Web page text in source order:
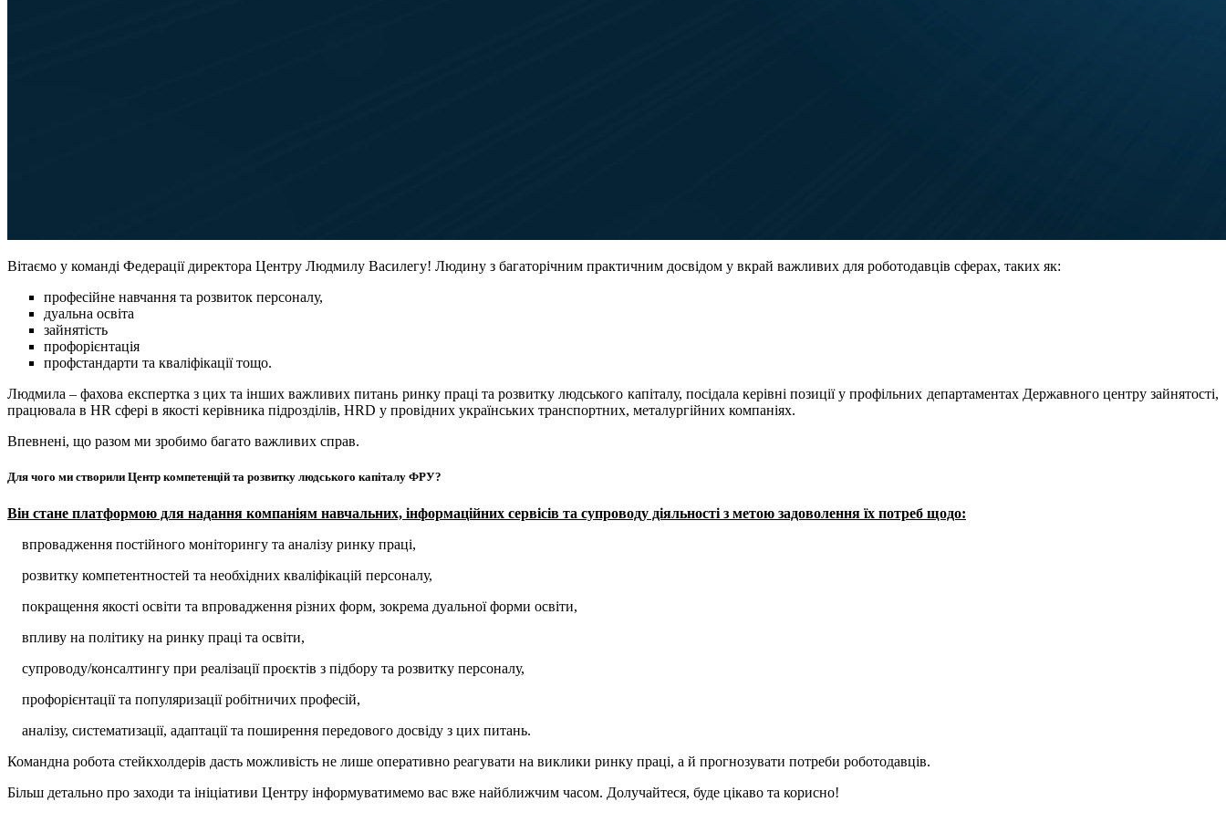
Вітаємо у команді Федерації директора Центру Людмилу Василегу! Людину з багаторічним практичним досвідом у вкрай важливих для роботодавців сферах, таких як:
професійне навчання та розвиток персоналу,
дуальна освіта
зайнятість
профорієнтація
профстандарти та кваліфікації тощо.
Людмила – фахова експертка з цих та інших важливих питань ринку праці та розвитку людського капіталу, посідала керівні позиції у профільних департаментах Державного центру зайнятості,
працювала в HR сфері в якості керівника підрозділів, HRD у провідних українських транспортних, металургійних компаніях.
Впевнені, що разом ми зробимо багато важливих справ.
Для чого ми створили Центр компетенцій та розвитку людського капіталу ФРУ?
Він стане платформою для надання компаніям навчальних, інформаційних сервісів та супроводу діяльності з метою задоволення їх потреб щодо:
впровадження постійного моніторингу та аналізу ринку праці,
розвитку компетентностей та необхідних кваліфікацій персоналу,
покращення якості освіти та впровадження різних форм, зокрема дуальної форми освіти,
впливу на політику на ринку праці та освіти,
супроводу/консалтингу при реалізації проєктів з підбору та розвитку персоналу,
профорієнтації та популяризації робітничих професій,
аналізу, систематизації, адаптації та поширення передового досвіду з цих питань.
Командна робота стейкхолдерів дасть можливість не лише оперативно реагувати на виклики ринку праці, а й прогнозувати потреби роботодавців.
Більш детально про заходи та ініціативи Центру інформуватимемо вас вже найближчим часом. Долучайтеся, буде цікаво та корисно!